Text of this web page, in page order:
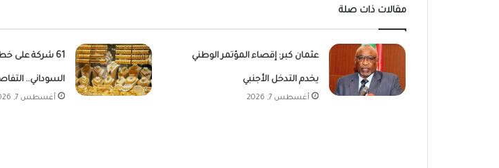
مقالات ذات صلة
عثمان كبر: إقصاء المؤتمر الوطني
يخدم التدخل الأجنبي
أغسطس 7, 2026
61 شركة على
السوداني..
أغسطس 7, 2026